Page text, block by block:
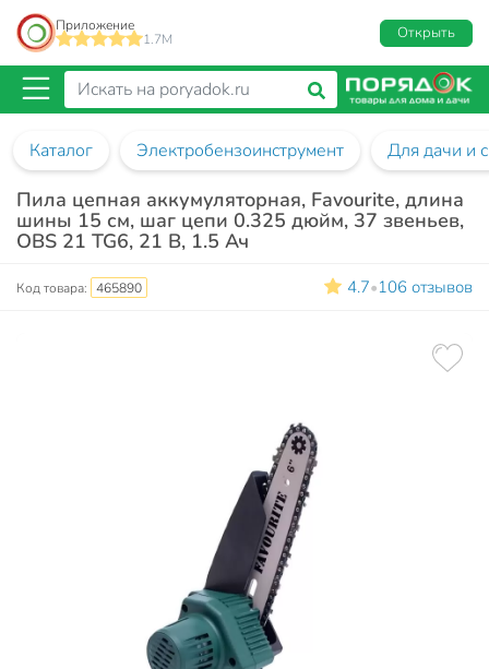
Приложение
1.7M
Открыть
Каталог Электробензоинструмент Для дачи и
Пила цепная аккумуляторная, Favourite, длина
шины 15 см, шаг цепи 0.325 дюйм, 37 звеньев,
OBS 21 TG6, 21 В, 1.5 Ач
Код товара: 465890 4.7•106 отзывов